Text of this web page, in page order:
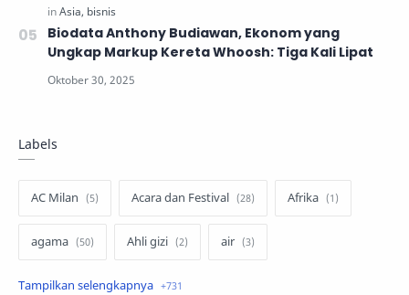
Biodata Anthony Budiawan, Ekonom yang
Ungkap Markup Kereta Whoosh: Tiga Kali Lipat
Labels
AC Milan Acara dan Festival Afrika
agama Ahli gizi air
air minum Airbnb